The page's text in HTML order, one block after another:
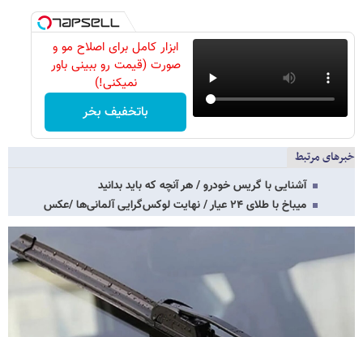
ابزار کامل برای اصلاح مو و
صورت (قیمت رو ببینی باور
نمیکنی!)
باتخفیف بخر
خبرهای مرتبط
آشنایی با گریس خودرو / هر آنچه که باید بدانید
میباخ با طلای ۲۴ عیار / نهایت لوکس‌گرایی آلمانی‌ها /عکس